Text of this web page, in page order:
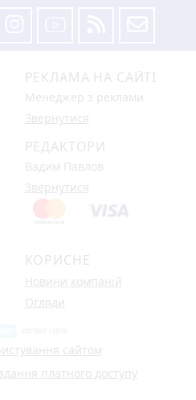
РЕКЛАМА НА САЙТІ
Менеджер з реклами
Звернутися
РЕДАКТОРИ
Вадим Павлов
Звернутися
КОРИСНЕ
Новини компаній
Огляди
сайтом
платного доступу